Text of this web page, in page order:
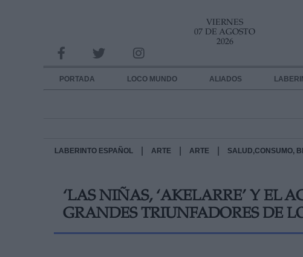
VIERNES
07 DE AGOSTO
2026
PORTADA LOCO MUNDO ALIADOS
LABERINTO ESPAÑOL ARTE ARTE SALUD,CONSUMO,
‘LAS NIÑAS, ‘AKELARRE’ Y EL
GRANDES TRIUNFADORES DE
INFORMACION SOBRE LA PROTECCIÓN DE TUS DATOS
Responsable:
Destinatarios:
link
Información adicional
link